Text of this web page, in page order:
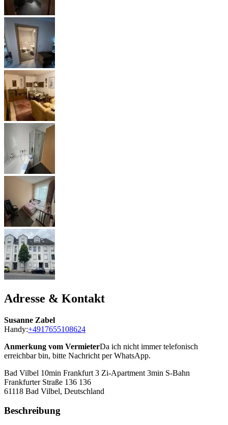
Adresse & Kontakt
Susanne Zabel
Handy:+4917655108624
Anmerkung vom VermieterDa ich nicht immer telefonisch
erreichbar bin, bitte Nachricht per WhatsApp.
Bad Vilbel 10min Frankfurt 3 Zi-Apartment 3min S-Bahn
Frankfurter Straße 136 136
61118 Bad Vilbel, Deutschland
Beschreibung